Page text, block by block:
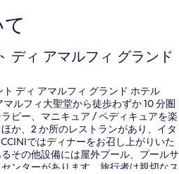
ディ アマルフィ グランド
ディ アマルフィ グランド ホテル
ルフィ大聖堂から徒歩わずか 10 分圏
ピー、マニキュア / ペディキュアを楽
か、2 か所のレストランがあり、イタ
ではディナーをお召し上がりいた
その他設備には屋外プール、プールサ
ンターがあります。旅行者は親切なス